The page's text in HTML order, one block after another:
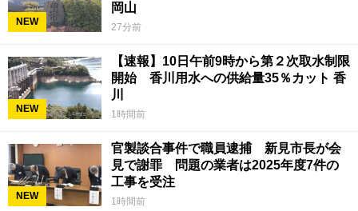
NEW
岡山
27分前
NEW
【速報】10日午前9時から第２次取水制限
開始 香川用水への供給量35％カット 香
川
1時間前
NEW
官製談合事件で職員逮捕 新見市長が会
見で謝罪 問題の業者は2025年度7件の
工事を受注
1時間前